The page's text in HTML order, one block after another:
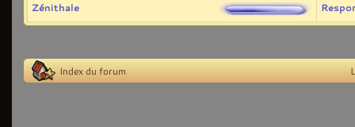
Zénithale
Index du forum